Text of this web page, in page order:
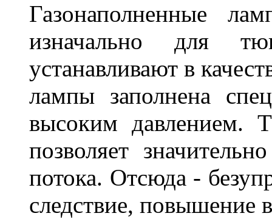
Газонаполненные
изначально для
устанавливают в
лампы заполнена
высоким давлением.
позволяет
потока. Отсюда -
следствие,